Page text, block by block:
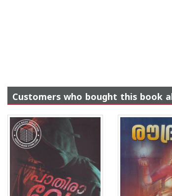
Customers who bought this book